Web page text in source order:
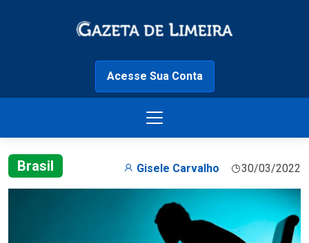
Acesse Sua Conta
Brasil Gisele Carvalho 30/03/2022